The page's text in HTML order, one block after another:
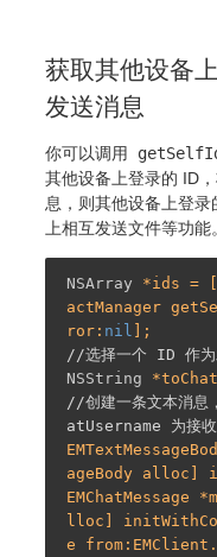
获取其他设备
发送消息
你可以调用
其他设备上登录的 ID
息，则其他设备上登
上相互发送文件等功能。
NSArray *ids =
actManager
ror: nil
//选择一个 ID 作为
NSString
//创建一条文本消
atUsername 为接收
ageBody alloc]
EMChatMessage
lloc]
e